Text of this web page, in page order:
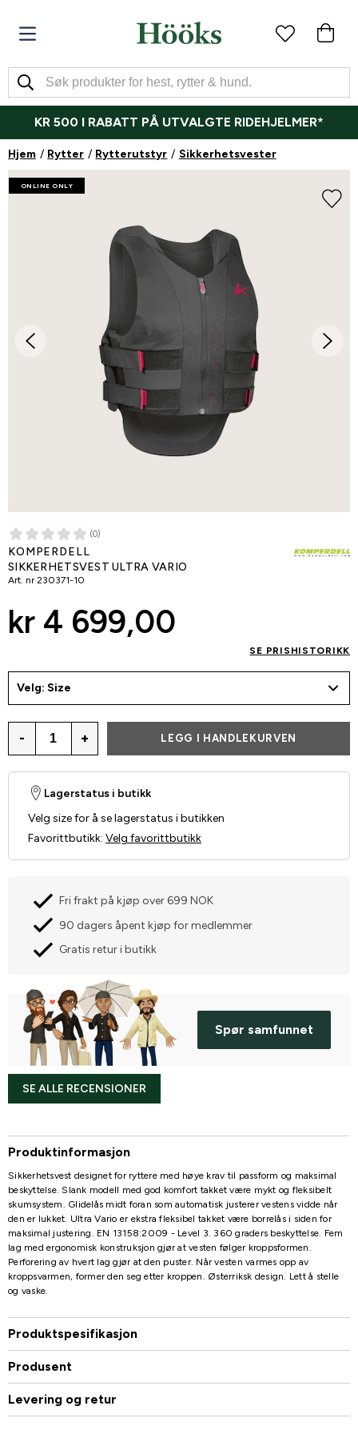
KR 500 I RABATT PÅ UTVALGTE RIDEHJELMER*
Hjem Rytter Rytterutstyr Sikkerhetsvester
ONLINE ONLY
(0)
KOMPERDELL
SIKKERHETSVEST ULTRA VARIO
Art. nr 230371-10
kr 4 699,00
SE PRISHISTORIKK
Velg: Size
- + LEGG I HANDLEKURVEN
Lagerstatus i butikk
Velg size for å se lagerstatus i butikken
Favorittbutikk: Velg favorittbutikk
Fri frakt på kjøp over 699 NOK
90 dagers åpent kjøp for medlemmer
Gratis retur i butikk
Spør samfunnet
SE ALLE RECENSIONER
Produktinformasjon
Sikkerhetsvest designet for ryttere med høye krav til passform og maksimal
beskyttelse. Slank modell med god komfort takket være mykt og fleksibelt
skumsystem. Glidelås midt foran som automatisk justerer vestens vidde når
den er lukket. Ultra Vario er ekstra fleksibel takket være borrelås i siden for
maksimal justering. EN 13158:2009 - Level 3. 360 graders beskyttelse. Fem
lag med ergonomisk konstruksjon gjør at vesten følger kroppsformen.
Perforering av hvert lag gjør at den puster. Når vesten varmes opp av
kroppsvarmen, former den seg etter kroppen. Østerriksk design. Lett å stelle
og vaske.
Produktspesifikasjon
Produsent
Levering og retur